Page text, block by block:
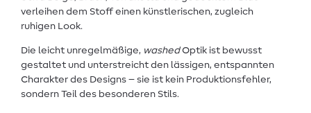
verleihen dem Stoff einen künstlerischen, zugleich
ruhigen Look.
Die leicht unregelmäßige, washedOptik ist bewusst
gestaltet und unterstreicht den lässigen, entspannten
Charakter des Designs – sie ist kein Produktionsfehler,
sondern Teil des besonderen Stils.